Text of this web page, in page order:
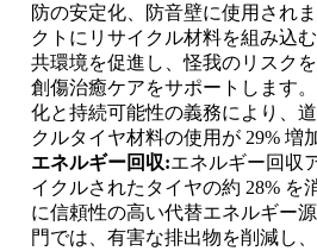
防の安定化、防音壁に使用され
クトにリサイクル材料を組み込
共環境を促進し、怪我のリスク
創傷治癒ケアをサポートします
化と持続可能性の義務により、
クルタイヤ材料の使用が 29% 増
エネルギー回収:エネルギー回収
イクルされたタイヤの約 28% を
に信頼性の高い代替エネルギー
門では、有害な排出物を削減し